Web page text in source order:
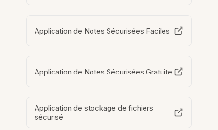
Application de Notes Sécurisées Faciles
Application de Notes Sécurisées Gratuite
Application de stockage de fichiers
sécurisé